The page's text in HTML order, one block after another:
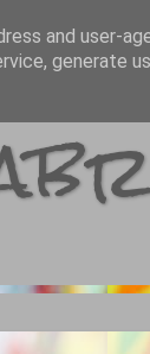
and user-
generate